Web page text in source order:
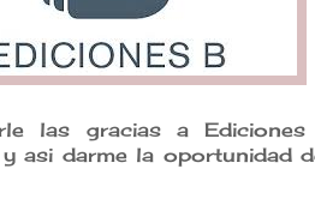
las gracias a
asi darme la oportunidad